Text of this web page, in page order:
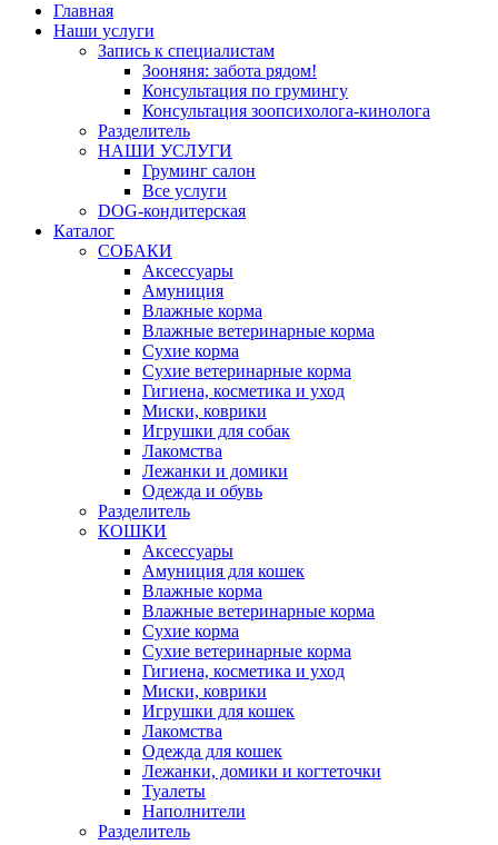
Главная
Наши услуги
Запись к специалистам
Зооняня: забота рядом!
Консультация по грумингу
Консультация зоопсихолога-кинолога
Pазделитель
НАШИ УСЛУГИ
Груминг салон
Все услуги
DOG-кондитерская
Каталог
СОБАКИ
Аксессуары
Амуниция
Влажные корма
Влажные ветеринарные корма
Сухие корма
Сухие ветеринарные корма
Гигиена, косметика и уход
Миски, коврики
Игрушки для собак
Лакомства
Лежанки и домики
Одежда и обувь
Разделитель
КОШКИ
Аксессуары
Амуниция для кошек
Влажные корма
Влажные ветеринарные корма
Сухие корма
Сухие ветеринарные корма
Гигиена, косметика и уход
Миски, коврики
Игрушки для кошек
Лакомства
Одежда для кошек
Лежанки, домики и когтеточки
Туалеты
Наполнители
Pазделитель